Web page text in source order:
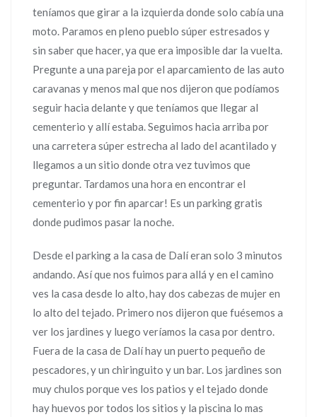
teníamos que girar a la izquierda donde solo cabía una
moto. Paramos en pleno pueblo súper estresados y
sin saber que hacer, ya que era imposible dar la vuelta.
Pregunte a una pareja por el aparcamiento de las auto
caravanas y menos mal que nos dijeron que podíamos
seguir hacia delante y que teníamos que llegar al
cementerio y allí estaba. Seguimos hacia arriba por
una carretera súper estrecha al lado del acantilado y
llegamos a un sitio donde otra vez tuvimos que
preguntar. Tardamos una hora en encontrar el
cementerio y por fin aparcar! Es un parking gratis
donde pudimos pasar la noche.
Desde el parking a la casa de Dalí eran solo 3 minutos
andando. Así que nos fuimos para allá y en el camino
ves la casa desde lo alto, hay dos cabezas de mujer en
lo alto del tejado. Primero nos dijeron que fuésemos a
ver los jardines y luego veríamos la casa por dentro.
Fuera de la casa de Dalí hay un puerto pequeño de
pescadores, y un chiringuito y un bar. Los jardines son
muy chulos porque ves los patios y el tejado donde
hay huevos por todos los sitios y la piscina lo mas